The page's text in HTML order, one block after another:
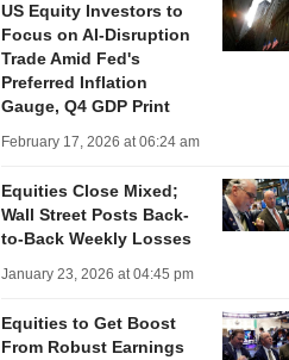
US Equity Investors to
Focus on AI-Disruption
Trade Amid Fed's
Preferred Inflation
Gauge, Q4 GDP Print
February 17, 2026 at 06:24 am
Equities Close Mixed;
Wall Street Posts Back-
to-Back Weekly Losses
January 23, 2026 at 04:45 pm
Equities to Get Boost
From Robust Earnings